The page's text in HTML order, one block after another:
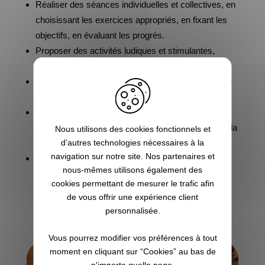
Réaliser des séances individuelles et collectives, en
choisissant les exercices appropriés, en fixant les
objectifs, en évaluant les progrès.
Proposer des activités ludiques et stimulantes,
Communiquer efficacement avec les clients, en les
conseillant, en les rassurant, en les fidélisant.
Créer et gérer votre entreprise, en choisissant le
statut juridique, en établissant le budget, en faisant la
comptabilité.
Promouvoir votre activité, en utilisant les outils de
communication, en créant un site web, en diffusant
des flyers, utilisation des réseaux sociaux.
Nous utilisons des cookies fonctionnels et
d’autres technologies nécessaires à la
navigation sur notre site. Nos partenaires et
nous-mêmes utilisons également des
cookies permettant de mesurer le trafic afin
de vous offrir une expérience client
personnalisée.
Vous pourrez modifier vos préférences à tout
moment en cliquant sur “Cookies” au bas de